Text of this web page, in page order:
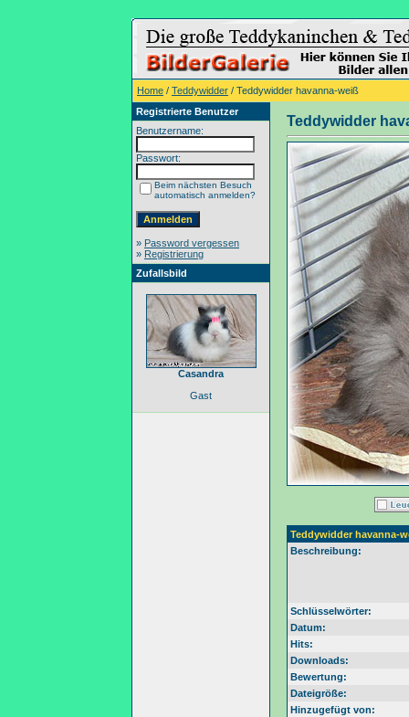
Home / Teddywidder / Teddywidder havanna-weiß
Registrierte Benutzer
Benutzername:
Passwort:
Beim nächsten Besuch
automatisch anmelden?
» Password vergessen
» Registrierung
Zufallsbild
Casandra
Gast
Teddywidder
Teddywidder havanna-
Beschreibung:
Schlüsselwörter:
Datum:
Hits:
Downloads:
Bewertung:
Dateigröße:
Hinzugefügt von: